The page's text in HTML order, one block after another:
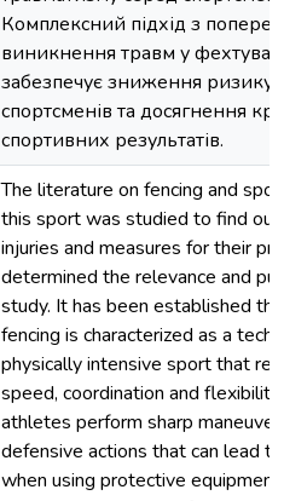
Комплексний підхід з
виникнення травм у
забезпечує зниження ризику
спортсменів та досягнення
спортивних результатів.
The literature on fencing and
this sport was studied to find
injuries and measures for their
determined the relevance and
study. It has been established
fencing is characterized as a
physically intensive sport that
speed, coordination and
athletes perform sharp
defensive actions that can lead
when using protective